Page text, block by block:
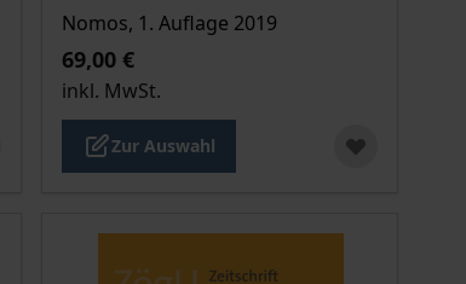
Nomos, 1. Auflage 2019
69,00 €
inkl. MwSt.
Zur Auswahl